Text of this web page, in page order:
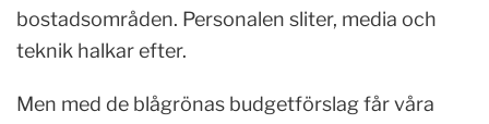
bostadsområden. Personalen sliter, media och
teknik halkar efter.
Men med de blågrönas budgetförslag får våra